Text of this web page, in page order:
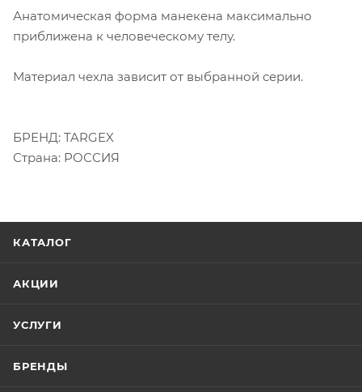
Анатомическая форма манекена максимально
приближена к человеческому телу.
Материал чехла зависит от выбранной серии.
БРЕНД: TARGEX
Страна: РОССИЯ
КАТАЛОГ
АКЦИИ
УСЛУГИ
БРЕНДЫ